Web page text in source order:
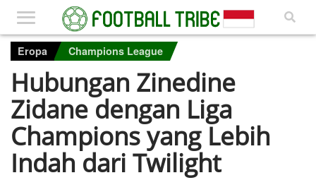
Eropa Champions League
Hubungan Zinedine
Zidane dengan Liga
Champions yang Lebih
Indah dari Twilight